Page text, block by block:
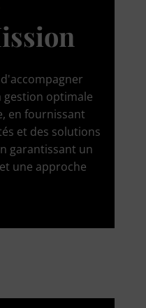
gestion optimale
en fournissant
et des solutions
garantissant un
une approche